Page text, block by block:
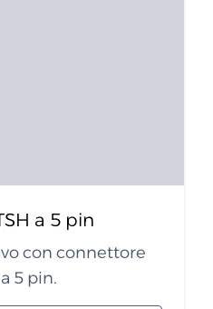
a 5 pin
con connettore
5 pin.